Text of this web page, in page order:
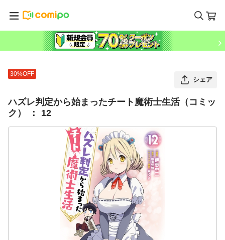
30%OFF
シェア
ハズレ判定から始まったチート魔術士生活（コミッ
ク） ： 12